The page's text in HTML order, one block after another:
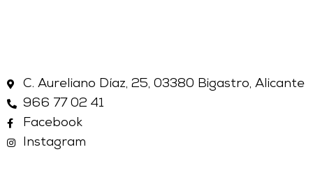
C. Aureliano Díaz, 25, 03380 Bigastro, Alicante
966 77 02 41
Facebook
Instagram